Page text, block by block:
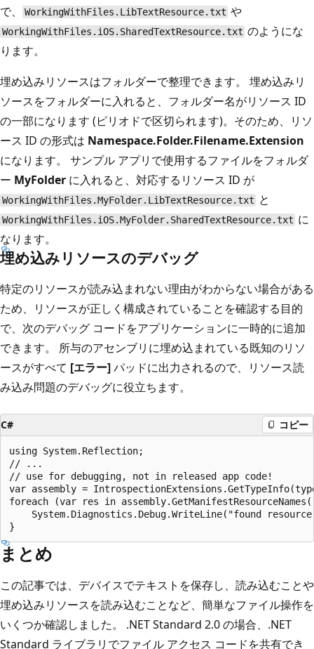
で、
WorkingWithFiles.LibTextResource.txt や
WorkingWithFiles.iOS.SharedTextResource.txt のようにな
ります。
埋め込みリソースはフォルダーで整理できます。 埋め込みリ
ソースをフォルダーに入れると、フォルダー名がリソース ID
の一部になります (ピリオドで区切られます)。そのため、リソ
ース ID の形式は Namespace.Folder.Filename.Extension
になります。 サンプル アプリで使用するファイルをフォルダ
ー MyFolder に入れると、対応するリソース ID が
WorkingWithFiles.MyFolder.LibTextResource.txt と
WorkingWithFiles.iOS.MyFolder.SharedTextResource.txt に
なります。
埋め込みリソースのデバッグ
特定のリソースが読み込まれない理由がわからない場合がある
ため、リソースが正しく構成されていることを確認する目的
で、次のデバッグ コードをアプリケーションに一時的に追加
できます。 所与のアセンブリに埋め込まれている既知のリソ
ースがすべて [エラー]パッドに出力されるので、リソース読
み込み問題のデバッグに役立ちます。
C# コピー
using System.Reflection;
// ...
// use for debugging, not in released app code!
var assembly =
foreach (var res in
System.Diagnostics.Debug.WriteLine("found
まとめ
この記事では、デバイスでテキストを保存し、読み込むことや
埋め込みリソースを読み込むことなど、簡単なファイル操作を
いくつか確認しました。 .NET Standard 2.0 の場合、.NET
Standard ライブラリでファイル アクセス コードを共有でき